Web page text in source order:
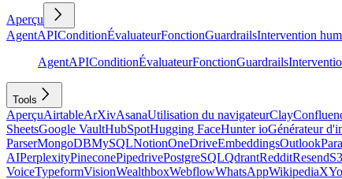
Aperçu
AgentAPIConditionÉvaluateurFonctionGuardrailsIntervention
AgentAPIConditionÉvaluateurFonctionGuardrails
Tools
AperçuAirtableArXivAsanaUtilisation du navigateurClay
SheetsGoogle VaultHubSpotHugging FaceHunter ioGénérateur
ParserMongoDBMySQLNotionOneDriveEmbeddingsOutlook
AIPerplexityPineconePipedrivePostgreSQLQdrantRedditResendS3
VoiceTypeformVisionWealthboxWebflowWhatsAppWikipediaX